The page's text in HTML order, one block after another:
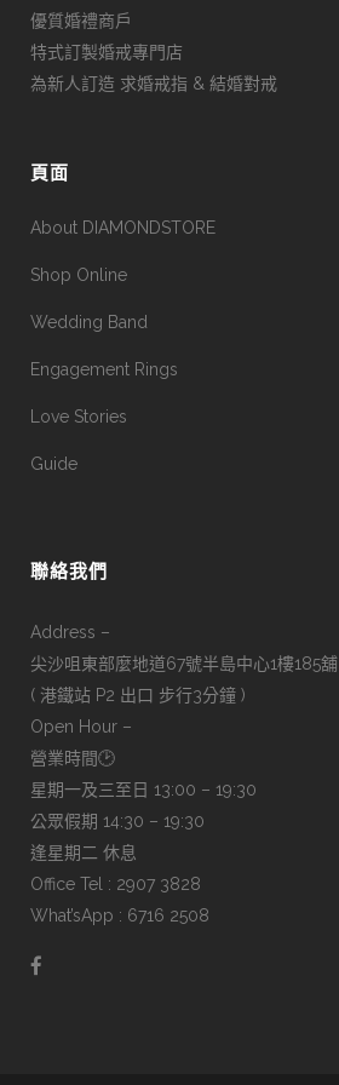
優質婚禮商戶
特式訂製婚戒專門店
為新人訂造 求婚戒指 & 結婚對戒
頁面
About DIAMONDSTORE
Shop Online
Wedding Band
Engagement Rings
Love Stories
Guide
聯絡我們
Address –
尖沙咀東部麼地道67號半島中心1樓185舖
( 港鐵站 P2 出口 步行3分鐘 )
Open Hour –
營業時間🕑
星期一及三至日 13:00 – 19:30
公眾假期 14:30 – 19:30
逢星期二 休息
Office Tel : 2907 3828
What’sApp : 6716 2508